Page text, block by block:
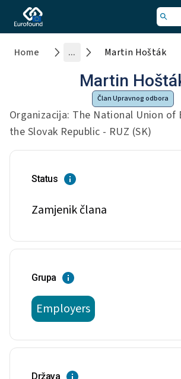
Home ... Martin Hošták
Član Upravnog odbora
Martin
Organizacija: The National Union of
the Slovak Republic - RUZ (SK)
Status
Zamjenik člana
Grupa
Employers
Država